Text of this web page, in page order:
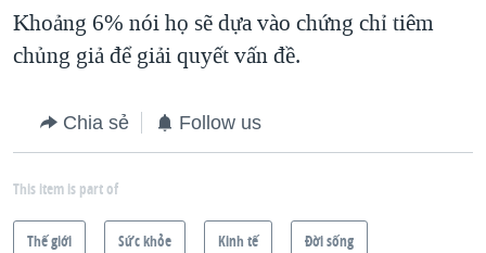
Khoảng 6% nói họ sẽ dựa vào chứng chỉ tiêm
chủng giả để giải quyết vấn đề.
Chia sẻ Follow us
This item is part of
Thế giới Sức khỏe Kinh tế Ðời sống